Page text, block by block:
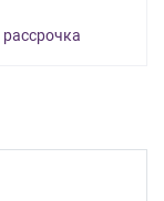
рассрочка